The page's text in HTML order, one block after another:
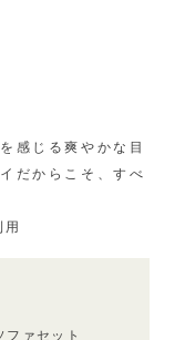
感じる爽やかな目
だからこそ、すべ
ァセット